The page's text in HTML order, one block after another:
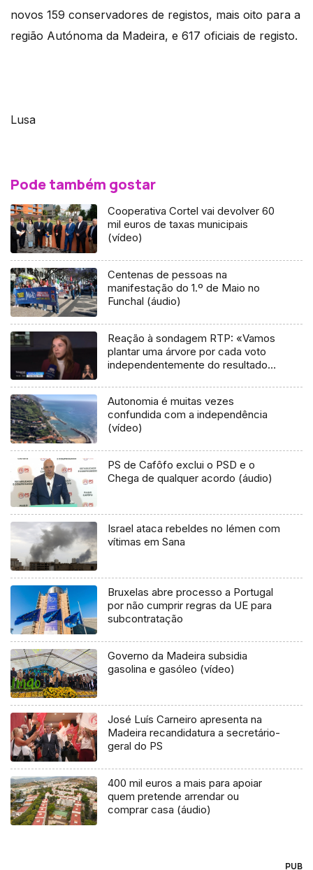
novos 159 conservadores de registos, mais oito para a
região Autónoma da Madeira, e 617 oficiais de registo.
Lusa
Pode também gostar
Cooperativa Cortel vai devolver 60
mil euros de taxas municipais
(vídeo)
Centenas de pessoas na
manifestação do 1.º de Maio no
Funchal (áudio)
Reação à sondagem RTP: «Vamos
plantar uma árvore por cada voto
independentemente do resultado»
Autonomia é muitas vezes
confundida com a independência
(vídeo)
PS de Cafôfo exclui o PSD e o
Chega de qualquer acordo (áudio)
Israel ataca rebeldes no Iémen com
vítimas em Sana
Bruxelas abre processo a Portugal
por não cumprir regras da UE para
subcontratação
Governo da Madeira subsidia
gasolina e gasóleo (vídeo)
José Luís Carneiro apresenta na
Madeira recandidatura a secretário-
geral do PS
400 mil euros a mais para apoiar
quem pretende arrendar ou
comprar casa (áudio)
PUB